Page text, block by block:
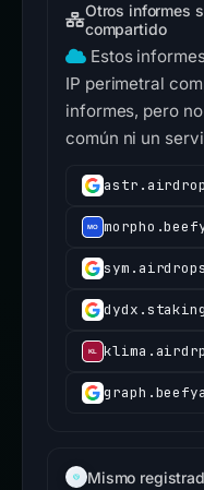
Otros informes
compartido
Estos
IP perimetral
informes, pero
común ni un
Mismo